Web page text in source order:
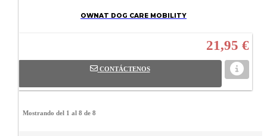
OWNAT DOG CARE MOBILITY
21,95 €
CONTÁCTENOS
Mostrando del 1 al 8 de 8